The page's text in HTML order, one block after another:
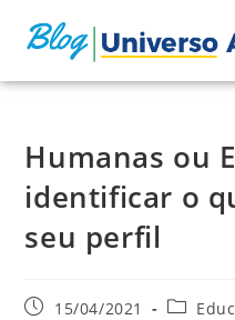
Humanas ou
identificar o
seu perfil
15/04/2021